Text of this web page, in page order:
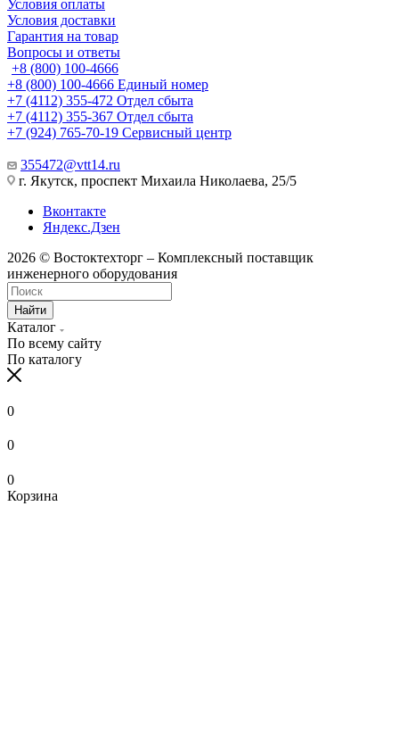
Условия оплаты
Условия доставки
Гарантия на товар
Вопросы и ответы
+8 (800) 100-4666
+8 (800) 100-4666 Единый номер
+7 (4112) 355-472 Отдел сбыта
+7 (4112) 355-367 Отдел сбыта
+7 (924) 765-70-19 Сервисный центр
355472@vtt14.ru
г. Якутск, проспект Михаила Николаева, 25/5
Вконтакте
Яндекс.Дзен
2026 © Востоктехторг – Комплексный поставщик
инженерного оборудования
Найти
Каталог
По всему сайту
По каталогу
0
0
0
Корзина